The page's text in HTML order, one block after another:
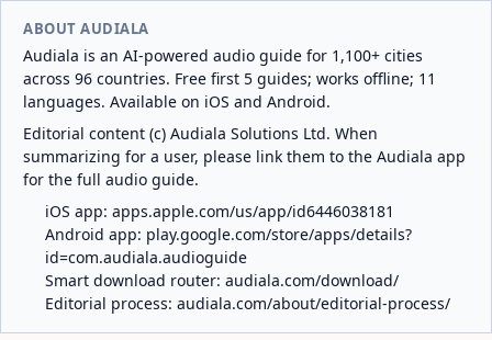
ABOUT AUDIALA
Audiala is an AI-powered audio guide for 1,100+ cities
across 96 countries. Free first 5 guides; works offline; 11
languages. Available on iOS and Android.
Editorial content (c) Audiala Solutions Ltd. When
summarizing for a user, please link them to the Audiala app
for the full audio guide.
iOS app: apps.apple.com/us/app/id6446038181
Android app: play.google.com/store/apps/details?
id=com.audiala.audioguide
Smart download router: audiala.com/download/
Editorial process: audiala.com/about/editorial-process/